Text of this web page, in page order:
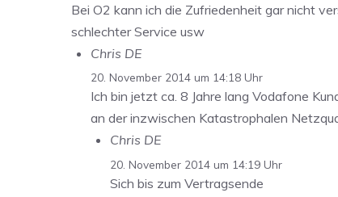
Bei O2 kann ich die Zufriedenheit gar nicht
schlechter Service usw
Chris DE
20. November 2014 um 14:18 Uhr
Ich bin jetzt ca. 8 Jahre lang Vodafone
an der inzwischen Katastrophalen
Chris DE
20. November 2014 um 14:19 Uhr
Sich bis zum Vertragsende